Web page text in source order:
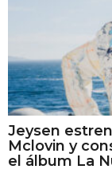
Jeysen
Mclovin y
el álbum La